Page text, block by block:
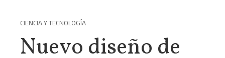
CIENCIA Y TECNOLOGÍA
Nuevo diseño de